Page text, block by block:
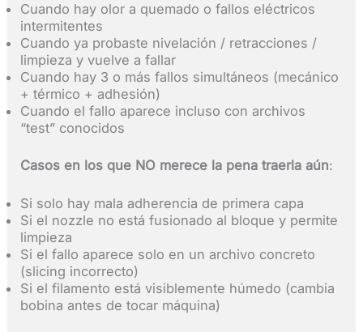
Cuando hay olor a quemado o fallos eléctricos
intermitentes
Cuando ya probaste nivelación / retracciones /
limpieza y vuelve a fallar
Cuando hay 3 o más fallos simultáneos (mecánico
+ térmico + adhesión)
Cuando el fallo aparece incluso con archivos
“test” conocidos
Casos en los que NO merece la pena traerla aún:
Si solo hay mala adherencia de primera capa
Si el nozzle no está fusionado al bloque y permite
limpieza
Si el fallo aparece solo en un archivo concreto
(slicing incorrecto)
Si el filamento está visiblemente húmedo (cambia
bobina antes de tocar máquina)